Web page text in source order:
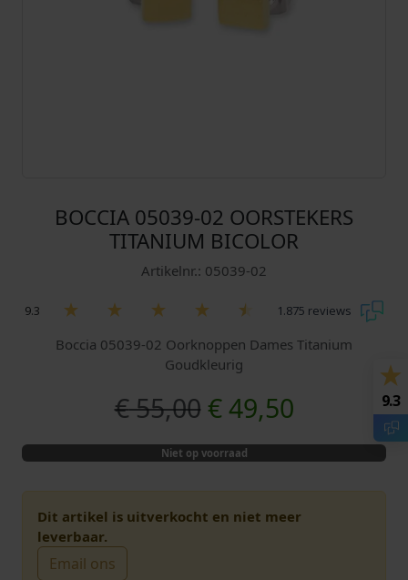
BOCCIA 05039-02 OORSTEKERS
TITANIUM BICOLOR
Artikelnr.: 05039-02
9.3 1.875 reviews
Boccia 05039-02 Oorknoppen Dames Titanium
Goudkleurig
€55,00 O
o
r
s
€49,50H
u
i
d
Niet op voorraad
Dit artikel is uitverkocht en niet meer
leverbaar.
Email ons
9.3